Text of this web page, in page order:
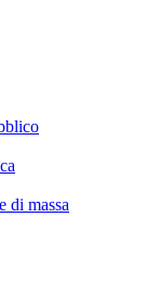
di massa